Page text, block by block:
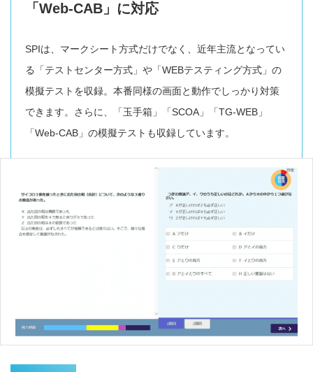
「Web-CAB」に対応
SPIは、マークシート方式だけでなく、近年主流となってい
る「テストセンター方式」や「WEBテスティング方式」の
模擬テストを収録。本番同様の画面と動作でしっかり対策
できます。さらに、「玉手箱」「SCOA」「TG-WEB」
「Web-CAB」の模擬テストも収録しています。